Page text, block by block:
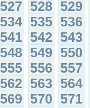
527 528 529
534 535 536
541 542 543
548 549 550
555 556 557
562 563 564
569 570 571